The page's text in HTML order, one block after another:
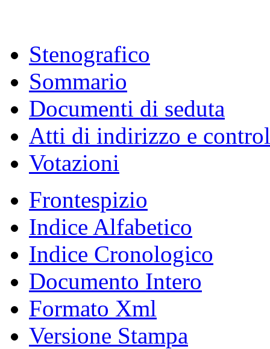
Stenografico
Sommario
Documenti di seduta
Atti di indirizzo e
Votazioni
Frontespizio
Indice Alfabetico
Indice Cronologico
Documento Intero
Formato Xml
Versione Stampa